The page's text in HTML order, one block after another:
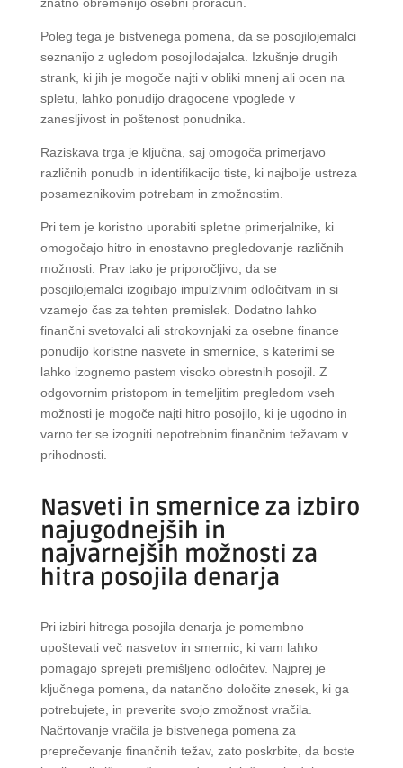
Poleg tega je bistvenega pomena, da se posojilojemalci
seznanijo z ugledom posojilodajalca. Izkušnje drugih
strank, ki jih je mogoče najti v obliki mnenj ali ocen na
spletu, lahko ponudijo dragocene vpoglede v
zanesljivost in poštenost ponudnika.
Raziskava trga je ključna, saj omogoča primerjavo
različnih ponudb in identifikacijo tiste, ki najbolje ustreza
posameznikovim potrebam in zmožnostim.
Pri tem je koristno uporabiti spletne primerjalnike, ki
omogočajo hitro in enostavno pregledovanje različnih
možnosti. Prav tako je priporočljivo, da se
posojilojemalci izogibajo impulzivnim odločitvam in si
vzamejo čas za tehten premislek. Dodatno lahko
finančni svetovalci ali strokovnjaki za osebne finance
ponudijo koristne nasvete in smernice, s katerimi se
lahko izognemo pastem visoko obrestnih posojil. Z
odgovornim pristopom in temeljitim pregledom vseh
možnosti je mogoče najti hitro posojilo, ki je ugodno in
varno ter se izogniti nepotrebnim finančnim težavam v
prihodnosti.
Nasveti in smernice za izbiro
najugodnejših in
najvarnejših možnosti za
hitra posojila denarja
Pri izbiri hitrega posojila denarja je pomembno
upoštevati več nasvetov in smernic, ki vam lahko
pomagajo sprejeti premišljeno odločitev. Najprej je
ključnega pomena, da natančno določite znesek, ki ga
potrebujete, in preverite svojo zmožnost vračila.
Načrtovanje vračila je bistvenega pomena za
preprečevanje finančnih težav, zato poskrbite, da boste